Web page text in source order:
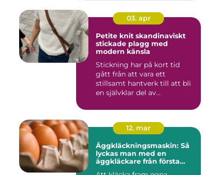
03. apr
Petite knit skandinaviskt
stickade plagg med
modern känsla
Stickning har på kort tid
gått från att vara ett
stillsamt hantverk till att bli
en självklar del av...
12. mar
Äggkläckningsmaskin: Så
lyckas man med en
äggkläckare från första